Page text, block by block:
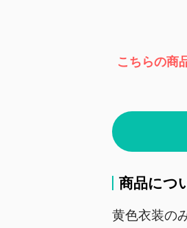
こちらの商
商品につ
黄色衣装の